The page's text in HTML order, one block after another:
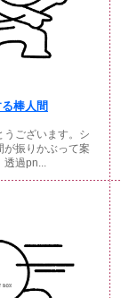
棒人間
うございます。シ
が振りかぶって案
透過pn...